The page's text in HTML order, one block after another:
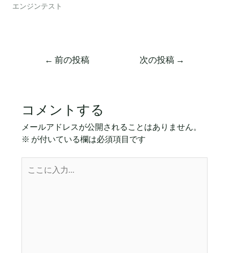
エンジンテスト
← 前の投稿 次の投稿 →
コメントする
メールアドレスが公開されることはありません。
※ が付いている欄は必須項目です
こ